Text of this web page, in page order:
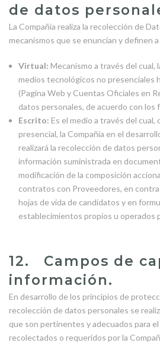
de datos
La Compañía realiza la recolección de
mecanismos que se enuncian y definen
Virtual: Mecanismo a través del cual,
medios tecnológicos no presenciales
(Pagina Web y Cuentas Oficiales en
datos personales, de acuerdo con los
Escrito: Es el medio a través del cual,
presencial, la Compañía en el
realizará la recolección de datos
información suministrada en
modificación de la composición
contratos con Proveedores, en
hojas de vida de candidatos y en
establecimientos propios u operados
12. Campos de
información.
En desarrollo de los principios de
recolección de datos personales se
que son pertinentes y adecuados para
recolectados o requeridos por la